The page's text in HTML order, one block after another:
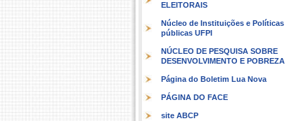
ELEITORAIS
Núcleo de Instituições e Políticas
públicas UFPI
NÚCLEO DE PESQUISA SOBRE
DESENVOLVIMENTO E POBREZA
Página do Boletim Lua Nova
PÁGINA DO FACE
site ABCP